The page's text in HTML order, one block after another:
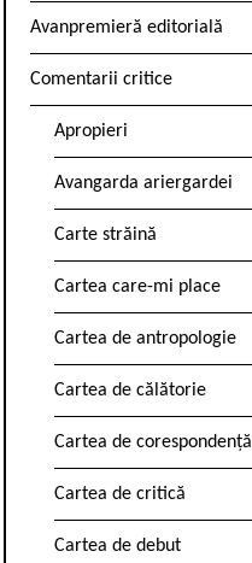
Avanpremieră editorială
Comentarii critice
Apropieri
Avangarda ariergardei
Carte străină
Cartea care-mi place
Cartea de antropologie
Cartea de călătorie
Cartea de corespondență
Cartea de critică
Cartea de debut